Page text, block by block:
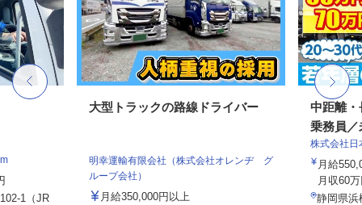
1（JR
大型トラックの路線ドライバー
明幸運輸有限会社（株式会社オレンヂ グ
ループ会社）
月給350,000円以上
中距離・
乗務員／
株式会社日
月給
月収60
静岡県浜